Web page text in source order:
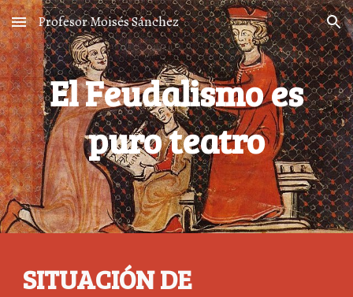
Skip to main content Skip to navigation
Profesor Moisés Sánchez
El Feudalismo es
puro teatro
SITUACIÓN DE